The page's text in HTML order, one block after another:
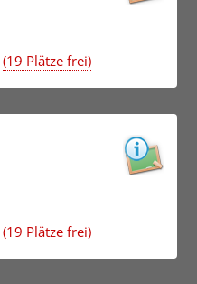
(19 Plätze frei)
(19 Plätze frei)